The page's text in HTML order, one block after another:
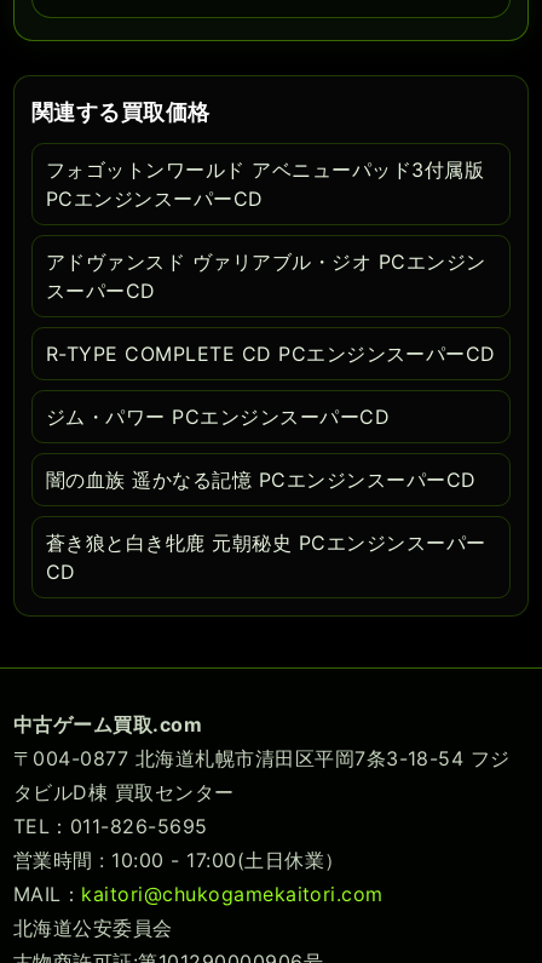
関連する買取価格
フォゴットンワールド アベニューパッド3付属版
PCエンジンスーパーCD
アドヴァンスド ヴァリアブル・ジオ PCエンジン
スーパーCD
R-TYPE COMPLETE CD PCエンジンスーパーCD
ジム・パワー PCエンジンスーパーCD
闇の血族 遥かなる記憶 PCエンジンスーパーCD
蒼き狼と白き牝鹿 元朝秘史 PCエンジンスーパー
CD
中古ゲーム買取.com
〒004-0877 北海道札幌市清田区平岡7条3-18-54 フジ
タビルD棟 買取センター
TEL：011-826-5695
営業時間 : 10:00 - 17:00(土日休業）
MAIL： kaitori@chukogamekaitori.com
北海道公安委員会